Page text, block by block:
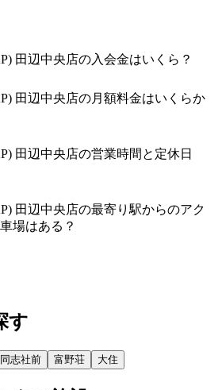
田辺中央店の入会金はいくら？
田辺中央店の月額料金はいくらか
田辺中央店の営業時間と定休日
田辺中央店の最寄り駅からのアク
場はある？
す
同志社前 富野荘 大住